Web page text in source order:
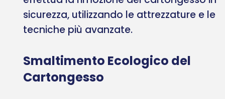
sicurezza, utilizzando le attrezzature e le
tecniche più avanzate.
Smaltimento Ecologico del
Cartongesso